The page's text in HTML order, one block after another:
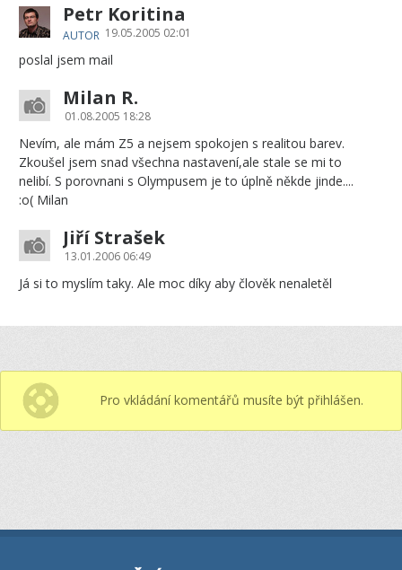
Petr Koritina
AUTOR 19.05.2005 02:01
poslal jsem mail
Milan R.
01.08.2005 18:28
Nevím, ale mám Z5 a nejsem spokojen s realitou barev.
Zkoušel jsem snad všechna nastavení,ale stale se mi to
nelibí. S porovnani s Olympusem je to úplně někde jinde....
:o( Milan
Jiří Strašek
13.01.2006 06:49
Já si to myslím taky. Ale moc díky aby člověk nenaletěl
Pro vkládání komentářů musíte být přihlášen.